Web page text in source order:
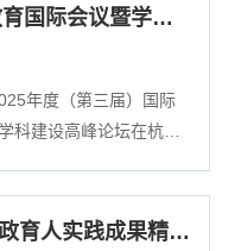
全国初试的组织工作进
同联动，确保实现“平安
负责人具体布置研究生
2025国际中文教育国际会议暨学科建设高峰论坛举行
年度（第三届）国际
科建设高峰论坛在杭州
、罗马尼亚等国家（地
所高校、研究机构的近“真理的味道”思政育人实践成果精彩展示，“多彩青春”思政育人平台发布